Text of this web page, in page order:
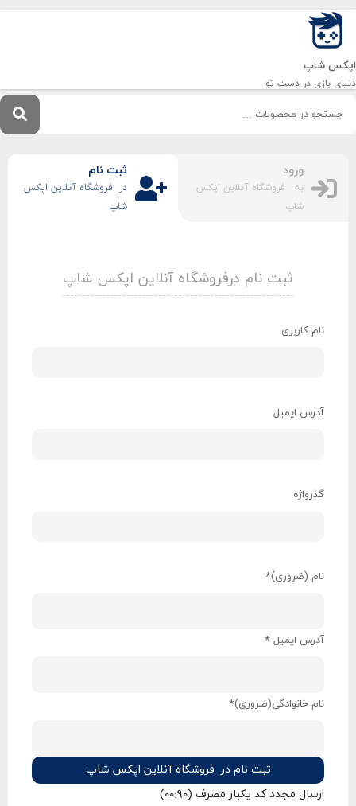
اپکس شاپ
دنیای بازی‌ در دست تو
ورود
به فروشگاه آنلاین اپکس
شاپ
ثبت نام
در فروشگاه آنلاین اپکس
شاپ
ثبت نام درفروشگاه آنلاین اپکس شاپ
نام کاربری
آدرس ایمیل
گذرواژه
نام *
آدرس ایمیل *
نام خانوادگی *
ثبت نام در فروشگاه آنلاین اپکس شاپ
ارسال مجدد کد یکبار مصرف (00:
90
)